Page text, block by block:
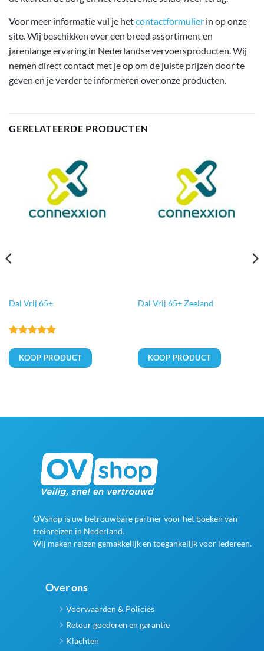
Voor meer informatie vul je hetcontactformulier in op onze
site. Wij beschikken over een breed assortiment en
jarenlange ervaring in Nederlandse vervoersproducten. Wij
nemen direct contact met je op om de juiste prijzen door te
geven en je verder te informeren over onze producten.
GERELATEERDE PRODUCTEN
Dal Vrij 65+
5
uit 5
KOOP PRODUCT
Dal Vrij 65+ Zeeland
KOOP PRODUCT
OVshop is uw betrouwbare partner voor het boeken van
treinreizen in Nederland.
Wij maken reizen gemakkelijk en toegankelijk voor iedereen.
Over ons
Voorwaarden & Policies
Retour goederen en garantie
Klachten